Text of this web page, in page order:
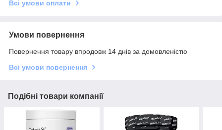
Всі умови оплати
Умови повернення
Повернення товару впродовж 14 днів за домовленістю
Всі умови повернення
Подібні товари компанії